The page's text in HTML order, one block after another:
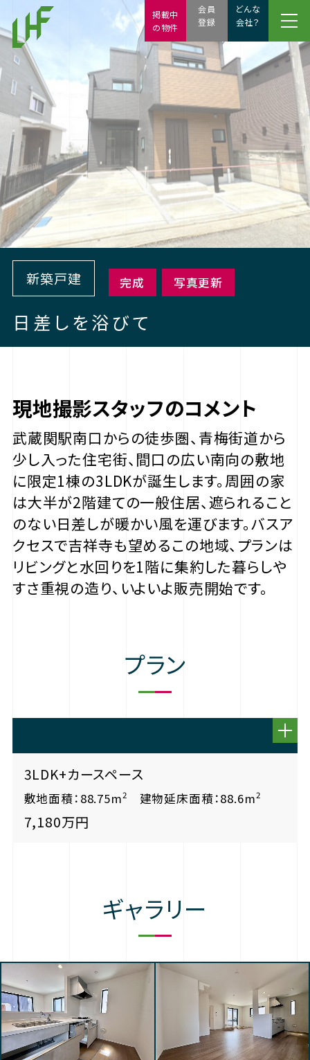
新築戸建 完成 写真更新
日差しを浴びて
現地撮影スタッフのコメント
武蔵関駅南口からの徒歩圏、青梅街道から
少し入った住宅街、間口の広い南向の敷地
に限定1棟の3LDKが誕生します。周囲の家
は大半が2階建ての一般住居、遮られること
のない日差しが暖かい風を運びます。バスア
クセスで吉祥寺も望めるこの地域、プランは
リビングと水回りを1階に集約した暮らしや
すさ重視の造り、いよいよ販売開始です。
プラン
3LDK+カースペース
敷地面積：88.75m2 建物延床面積：88.6m2
7,180万円
ギャラリー
会員
登録
どんな
会社？
掲載中
の物件